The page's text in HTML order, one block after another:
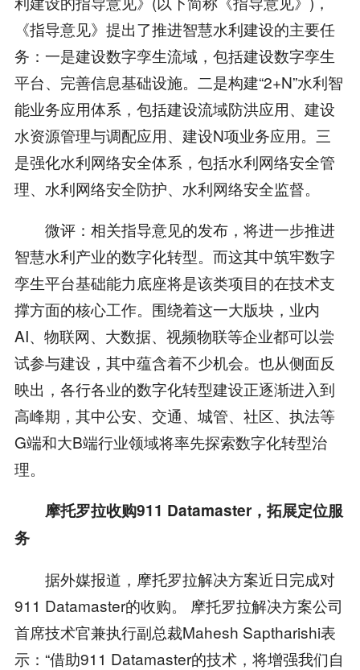
《指导意见》提出了推进智慧水利建设的主要任
务：一是建设数字孪生流域，包括建设数字孪生
平台、完善信息基础设施。二是构建“2+N”水利智
能业务应用体系，包括建设流域防洪应用、建设
水资源管理与调配应用、建设N项业务应用。三
是强化水利网络安全体系，包括水利网络安全管
理、水利网络安全防护、水利网络安全监督。
微评：相关指导意见的发布，将进一步推进
智慧水利产业的数字化转型。而这其中筑牢数字
孪生平台基础能力底座将是该类项目的在技术支
撑方面的核心工作。围绕着这一大版块，业内
AI、物联网、大数据、视频物联等企业都可以尝
试参与建设，其中蕴含着不少机会。也从侧面反
映出，各行各业的数字化转型建设正逐渐进入到
高峰期，其中公安、交通、城管、社区、执法等
G端和大B端行业领域将率先探索数字化转型治
理。
摩托罗拉收购911 Datamaster，拓展定位服
务
据外媒报道，摩托罗拉解决方案近日完成对
911 Datamaster的收购。 摩托罗拉解决方案公司
首席技术官兼执行副总裁Mahesh Saptharishi表
示：“借助911 Datamaster的技术，将增强我们自